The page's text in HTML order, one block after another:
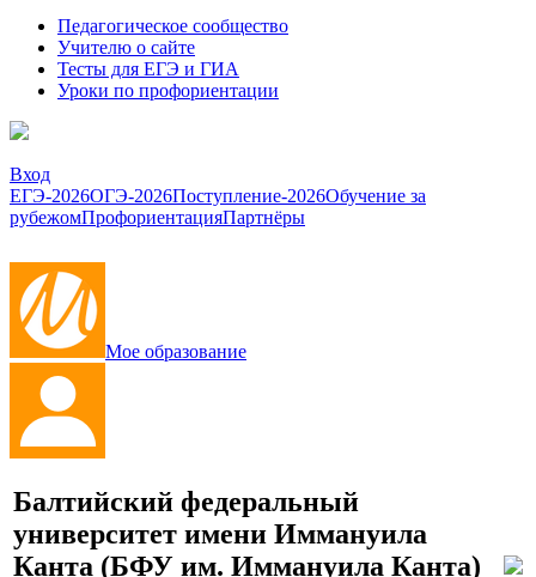
Педагогическое сообщество
Учителю о сайте
Тесты для ЕГЭ и ГИА
Уроки по профориентации
Вход
ЕГЭ-2026ОГЭ-2026Поступление-2026Обучение за
рубежомПрофориентацияПартнёры
Мое образование
Балтийский федеральный
университет имени Иммануила
Канта (БФУ им. Иммануила Канта)